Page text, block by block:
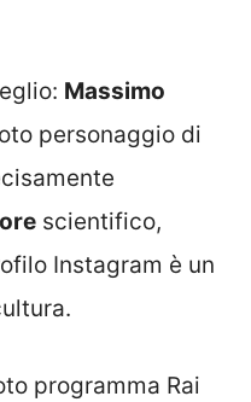
Massimo
personaggio di
scientifico,
Instagram è un
programma Rai